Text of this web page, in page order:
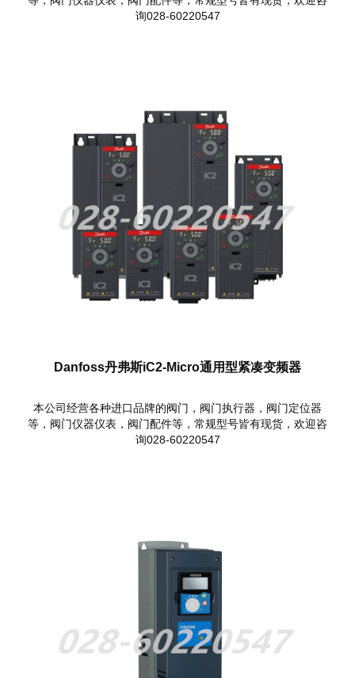
询028-60220547
Danfoss丹弗斯iC2-Micro通用型紧凑变频器
本公司经营各种进口品牌的阀门，阀门执行器，阀门定位器
等，阀门仪器仪表，阀门配件等，常规型号皆有现货，欢迎咨
询028-60220547